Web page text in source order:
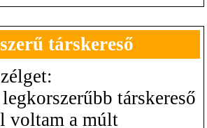
társkereső
társkereső
voltam a múlt